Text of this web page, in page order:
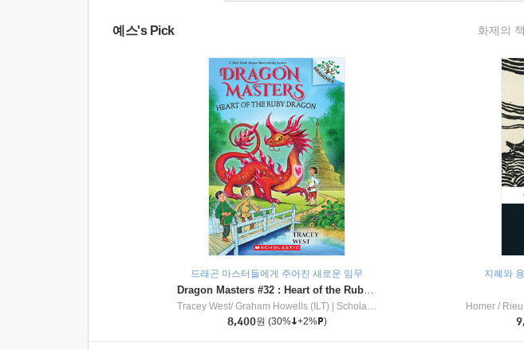
예스's Pick 화제의 책
드래곤 마스터들에게 주어진 새로운 임무
Dragon Masters #32 : Heart of the Ruby Dragon (A Branches Book)
Tracey West/ Graham Howells (ILT)
Scholastic Inc
8,400원 (30% +2% )
지혜와
Homer /